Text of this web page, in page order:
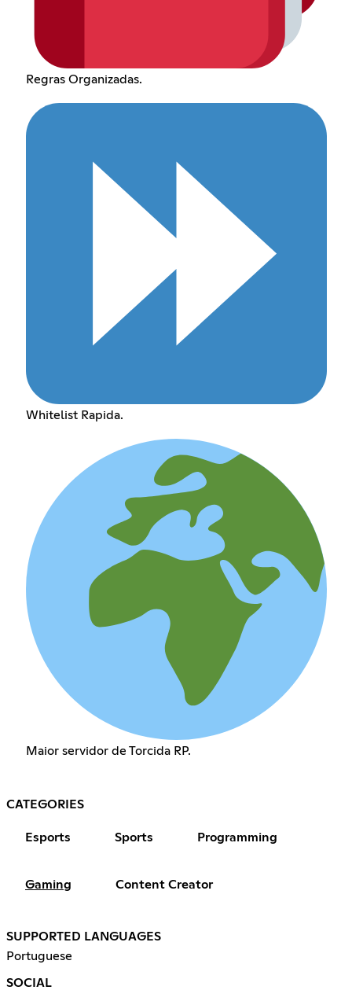
Regras Organizadas.
Whitelist Rapida.
Maior servidor de Torcida RP.
CATEGORIES
Esports Sports Programming
Gaming Content Creator
SUPPORTED LANGUAGES
Portuguese
SOCIAL